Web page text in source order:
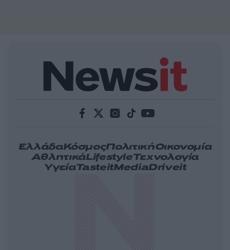
ΕλλάδαΚόσμοςΠολιτικήΟικονομία
ΑθλητικάLifestyleΤεχνολογία
ΥγείαTasteitMediaDriveit